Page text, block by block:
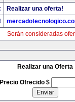
Realizar una oferta!
Serán consideradas
Realizar una Oferta
Precio Ofrecido $